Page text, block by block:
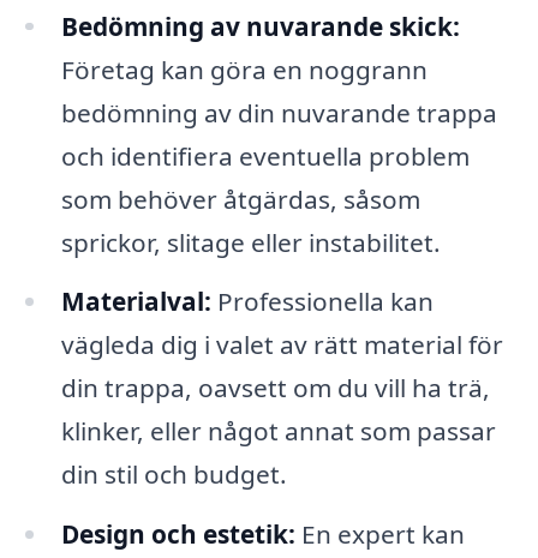
Bedömning av nuvarande skick:
Företag kan göra en noggrann
bedömning av din nuvarande trappa
och identifiera eventuella problem
som behöver åtgärdas, såsom
sprickor, slitage eller instabilitet.
Materialval: Professionella kan
vägleda dig i valet av rätt material för
din trappa, oavsett om du vill ha trä,
klinker, eller något annat som passar
din stil och budget.
Design och estetik: En expert kan